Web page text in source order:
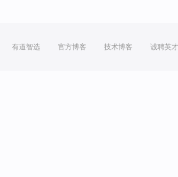
有道智选 官方博客 技术博客 诚聘英才